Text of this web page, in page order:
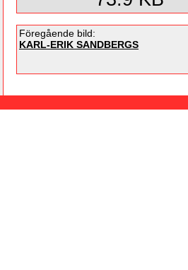
Föregående bild:
KARL-ERIK SANDBERGS